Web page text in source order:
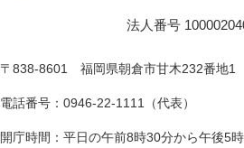
法人番号
〒838-8601 福岡県朝倉市甘木232番地1
電話番号：0946-22-1111（代表）
開庁時間：平日の午前8時30分から午後5